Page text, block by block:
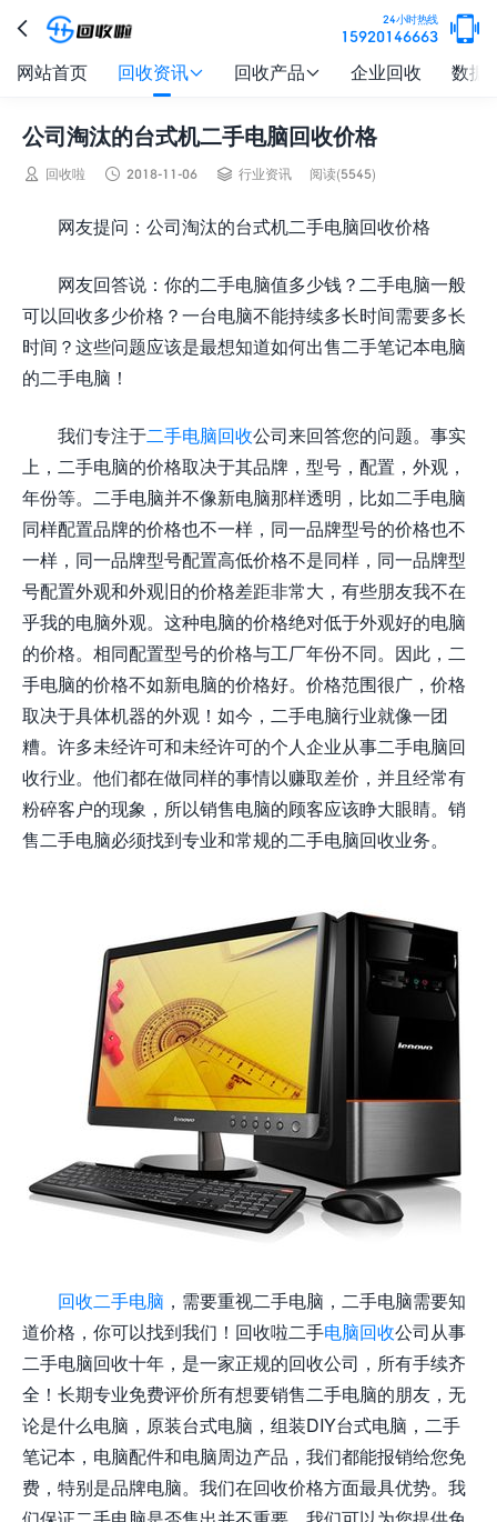
 24小时热线
15920146663 
网站首页 回收资讯 回收产品 企业回收 数据
公司淘汰的台式机二手电脑回收价格
 回收啦  2018-11-06  行业资讯 阅读(5545)
网友提问：公司淘汰的台式机二手电脑回收价格
网友回答说：你的二手电脑值多少钱？二手电脑一般
可以回收多少价格？一台电脑不能持续多长时间需要多长
时间？这些问题应该是最想知道如何出售二手笔记本电脑
的二手电脑！
我们专注于二手电脑回收公司来回答您的问题。事实
上，二手电脑的价格取决于其品牌，型号，配置，外观，
年份等。二手电脑并不像新电脑那样透明，比如二手电脑
同样配置品牌的价格也不一样，同一品牌型号的价格也不
一样，同一品牌型号配置高低价格不是同样，同一品牌型
号配置外观和外观旧的价格差距非常大，有些朋友我不在
乎我的电脑外观。这种电脑的价格绝对低于外观好的电脑
的价格。相同配置型号的价格与工厂年份不同。因此，二
手电脑的价格不如新电脑的价格好。价格范围很广，价格
取决于具体机器的外观！如今，二手电脑行业就像一团
糟。许多未经许可和未经许可的个人企业从事二手电脑回
收行业。他们都在做同样的事情以赚取差价，并且经常有
粉碎客户的现象，所以销售电脑的顾客应该睁大眼睛。销
售二手电脑必须找到专业和常规的二手电脑回收业务。
回收二手电脑 ，需要重视二手电脑，二手电脑需要知
道价格，你可以找到我们！回收啦二手电脑回收公司从事
二手电脑回收十年，是一家正规的回收公司，所有手续齐
全！长期专业免费评价所有想要销售二手电脑的朋友，无
论是什么电脑，原装台式电脑，组装DIY台式电脑，二手
笔记本，电脑配件和电脑周边产品，我们都能报销给您免
费，特别是品牌电脑。我们在回收价格方面最具优势。我